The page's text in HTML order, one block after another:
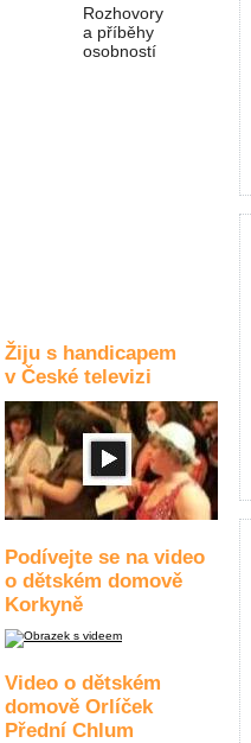
Rozhovory
a příběhy
osobností
Žiju s handicapem
v České televizi
Podívejte se na video
o dětském domově
Korkyně
Video o dětském
domově Orlíček
Přední Chlum